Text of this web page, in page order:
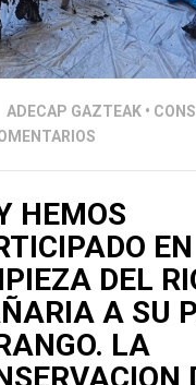
ADECAP GAZTEAK •
HEMOS
DEL
A SU
LA